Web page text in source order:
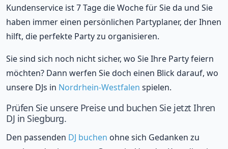
Kundenservice ist 7 Tage die Woche für Sie da und Sie
haben immer einen persönlichen Partyplaner, der Ihnen
hilft, die perfekte Party zu organisieren.
Sie sind sich noch nicht sicher, wo Sie Ihre Party feiern
möchten? Dann werfen Sie doch einen Blick darauf, wo
unsere DJs in Nordrhein-Westfalen spielen.
Prüfen Sie unsere Preise und buchen Sie jetzt Ihren
DJ in Siegburg.
Den passenden DJ buchen ohne sich Gedanken zu